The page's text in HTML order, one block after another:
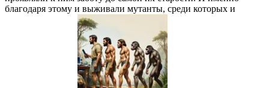
благодаря этому и выживали мутанты, среди которых и